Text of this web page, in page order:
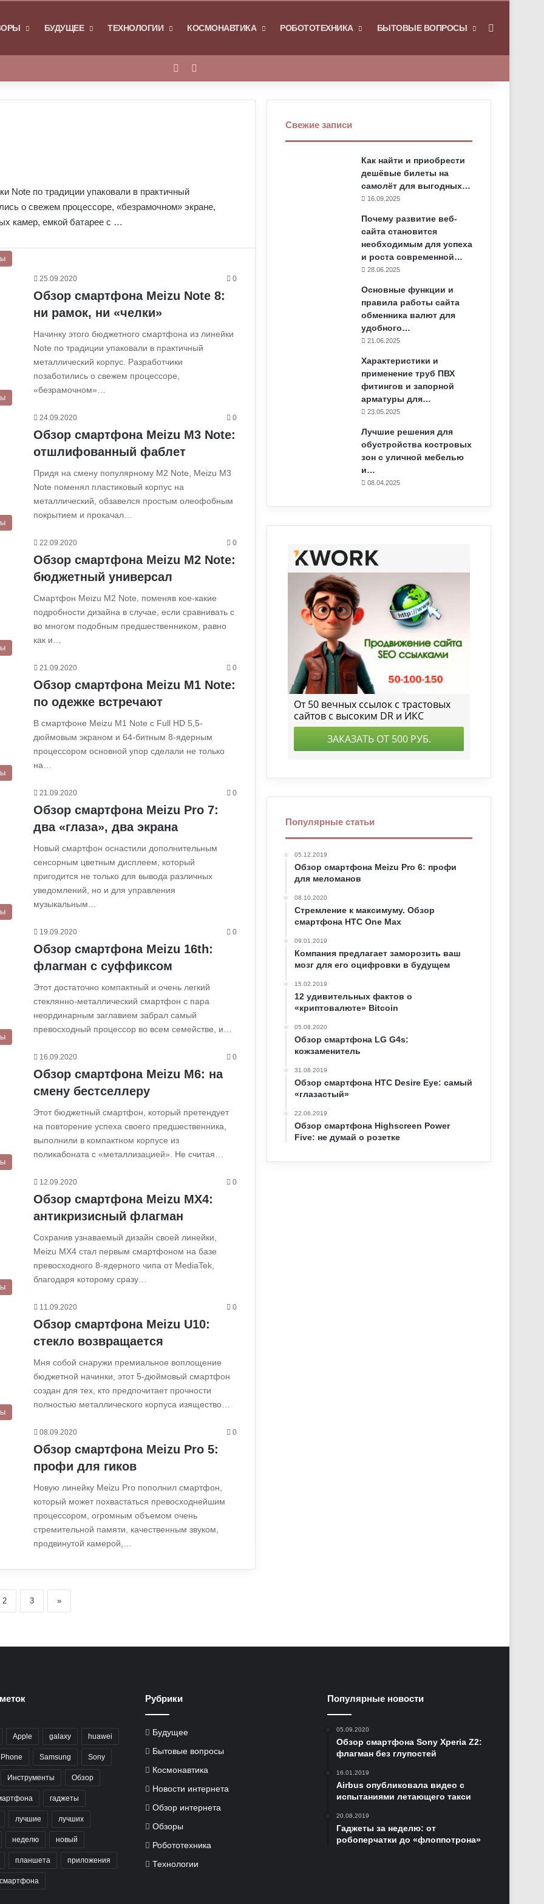
БУДУЩЕЕ ТЕХНОЛОГИИ КОСМОНАВТИКА РОБОТОТЕХНИКА БЫТОВЫЕ ВОПРОСЫ
Войти
Note по традиции упаковали в практичный
о свежем процессоре, «безрамочном» экране,
камер, емкой батарее с …
25.09.2020 0
Обзор смартфона Meizu Note 8:
ни рамок, ни «челки»
Начинку этого бюджетного смартфона из линейки
Note по традиции упаковали в практичный
металлический корпус. Разработчики
позаботились о свежем процессоре,
«безрамочном»…
24.09.2020 0
Обзор смартфона Meizu M3 Note:
отшлифованный фаблет
Придя на смену популярному M2 Note, Meizu M3
Note поменял пластиковый корпус на
металлический, обзавелся простым олеофобным
покрытием и прокачал…
22.09.2020 0
Обзор смартфона Meizu M2 Note:
бюджетный универсал
Смартфон Meizu M2 Note, поменяв кое-какие
подробности дизайна в случае, если сравнивать с
во многом подобным предшественником, равно
как и…
21.09.2020 0
Обзор смартфона Meizu M1 Note:
по одежке встречают
В смартфоне Meizu M1 Note с Full HD 5,5-
дюймовым экраном и 64-битным 8-ядерным
процессором основной упор сделали не только
на…
21.09.2020 0
Обзор смартфона Meizu Pro 7:
два «глаза», два экрана
Новый смартфон оснастили дополнительным
сенсорным цветным дисплеем, который
пригодится не только для вывода различных
уведомлений, но и для управления
музыкальным…
19.09.2020 0
Обзор смартфона Meizu 16th:
флагман с суффиксом
Этот достаточно компактный и очень легкий
стеклянно-металлический смартфон с пара
неординарным заглавием забрал самый
превосходный процессор во всем семействе, и…
16.09.2020 0
Обзор смартфона Meizu M6: на
смену бестселлеру
Этот бюджетный смартфон, который претендует
на повторение успеха своего предшественника,
выполнили в компактном корпусе из
поликабоната с «металлизацией». Не считая…
12.09.2020 0
Обзор смартфона Meizu MX4:
антикризисный флагман
Сохранив узнаваемый дизайн своей линейки,
Meizu MX4 стал первым смартфоном на базе
превосходного 8-ядерного чипа от MediaTek,
благодаря которому сразу…
11.09.2020 0
Обзор смартфона Meizu U10:
стекло возвращается
Мня собой снаружи премиальное воплощение
бюджетной начинки, этот 5-дюймовый смартфон
создан для тех, кто предпочитает прочности
полностью металлического корпуса изящество…
08.09.2020 0
Обзор смартфона Meizu Pro 5:
профи для гиков
Новую линейку Meizu Pro пополнил смартфон,
который может похвастаться превосходнейшим
процессором, огромным объемом очень
стремительной памяти, качественным звуком,
продвинутой камерой,…
2 3 »
Свежие записи
Как найти и приобрести
дешёвые билеты на
самолёт для выгодных…
16.09.2025
Почему развитие веб-
сайта становится
необходимым для успеха
и роста современной…
28.06.2025
Основные функции и
правила работы сайта
обменника валют для
удобного…
21.06.2025
Характеристики и
применение труб ПВХ
фитингов и запорной
арматуры для…
23.05.2025
Лучшие решения для
обустройства костровых
зон с уличной мебелью
и…
08.04.2025
Популярные статьи
05.12.2019
Обзор смартфона Meizu Pro 6: профи
для меломанов
08.10.2020
Стремление к максимуму. Обзор
смартфона HTC One Max
09.01.2019
Компания предлагает заморозить ваш
мозг для его оцифровки в будущем
15.02.2019
12 удивительных фактов о
«криптовалюте» Bitcoin
05.08.2020
Обзор смартфона LG G4s:
кожзаменитель
31.08.2019
Обзор смартфона HTC Desire Eye: самый
«глазастый»
22.06.2019
Обзор смартфона Highscreen Power
Five: не думай о розетке
Apple galaxy huawei
Samsung Sony
Инструменты Обзор
гаджеты
лучшие лучших
неделю новый
планшета приложения
смартфона
Рубрики
Будущее
Бытовые вопросы
Космонавтика
Новости интернета
Обзор интернета
Обзоры
Робототехника
Технологии
Популярные новости
05.09.2020
Обзор смартфона Sony Xperia Z2:
флагман без глупостей
16.01.2019
Airbus опубликовала видео с
испытаниями летающего такси
20.08.2019
Гаджеты за неделю: от
робоперчатки до «флоппотрона»